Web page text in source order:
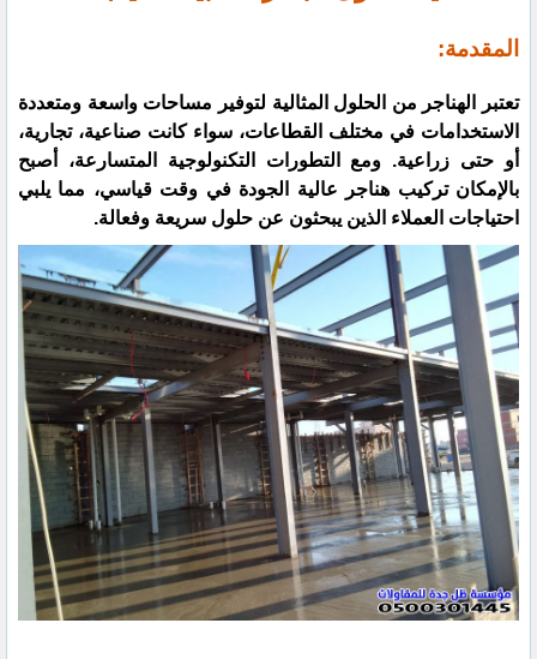
المقدمة:
تعتبر الهناجر من الحلول المثالية لتوفير مساحات واسعة ومتعددة
الاستخدامات في مختلف القطاعات، سواء كانت صناعية، تجارية،
أو حتى زراعية. ومع التطورات التكنولوجية المتسارعة، أصبح
بالإمكان تركيب هناجر عالية الجودة في وقت قياسي، مما يلبي
احتياجات العملاء الذين يبحثون عن حلول سريعة وفعالة.